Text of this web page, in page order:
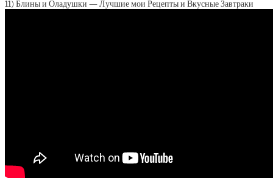
11) Блины и Оладушки — Лучшие мои Рецепты и Вкусные Завтраки